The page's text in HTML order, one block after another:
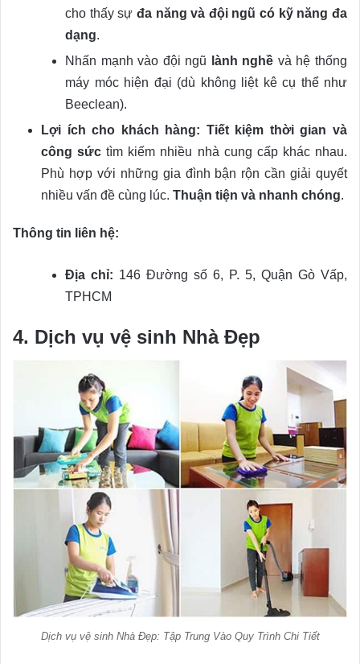
cho thấy sự đa năng và đội ngũ có kỹ năng đa
dạng.
Nhấn mạnh vào đội ngũ
lành nghề và hệ thống
máy móc hiện đại (dù không liệt kê cụ thể như
Beeclean).
Lợi ích cho khách hàng: Tiết kiệm thời gian và
công sức tìm kiếm nhiều nhà cung cấp khác nhau.
Phù hợp với những gia đình bận rộn cần giải quyết
nhiều vấn đề cùng lúc. Thuận tiện và nhanh chóng.
Thông tin liên hệ:
Địa chỉ: 146 Đường số 6, P. 5, Quận Gò Vấp,
TPHCM
4. Dịch vụ vệ sinh Nhà Đẹp
Dịch vụ vệ sinh Nhà Đẹp: Tập Trung Vào Quy Trình Chi Tiết